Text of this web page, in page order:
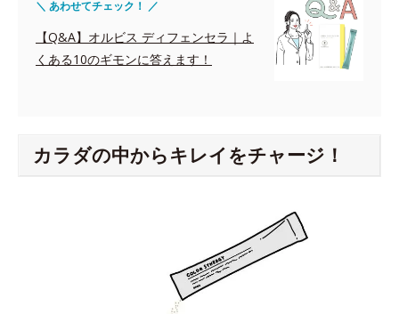
＼ あわせてチェック！ ／
【Q&A】オルビス ディフェンセラ｜よ
くある10のギモンに答えます！
カラダの中からキレイをチャージ！